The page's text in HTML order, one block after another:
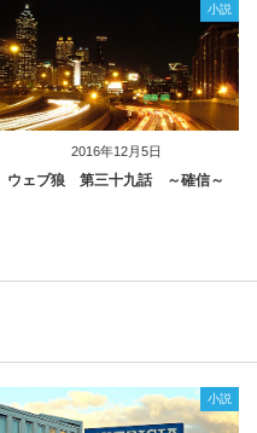
2016年12月5日
小説
ウェブ狼 第三十九話 ～確信～
小説